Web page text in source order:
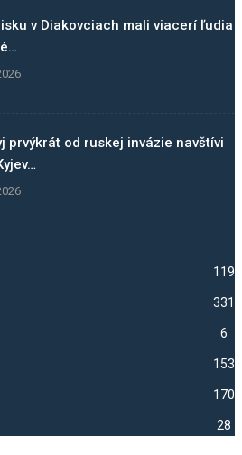
v Diakovciach mali viacerí ľudia
prvýkrát od ruskej invázie navštívi
1192
331
6
1530
28